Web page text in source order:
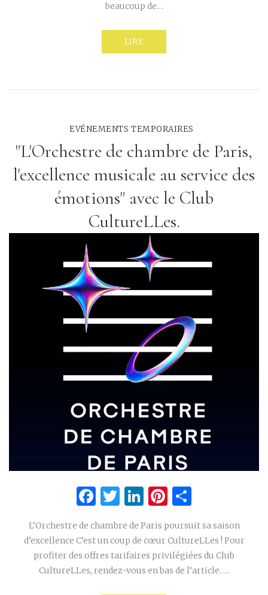
beaucoup de…
LIRE
EVÉNEMENTS TEMPORAIRES
"L'Orchestre de chambre de Paris,
l'excellence musicale au service des
émotions" avec le Club
CultureLLes.
Facebook
Twitter
LinkedIn
Pinterest
L’Orchestre de chambre de Paris poursuit sa saison
d’excellence C’est un coup de cœur CultureLLes ! Pour
profiter des offres tarifaires privilégiées du Club
CultureLLes, rendez-vous en bas de l’article. …